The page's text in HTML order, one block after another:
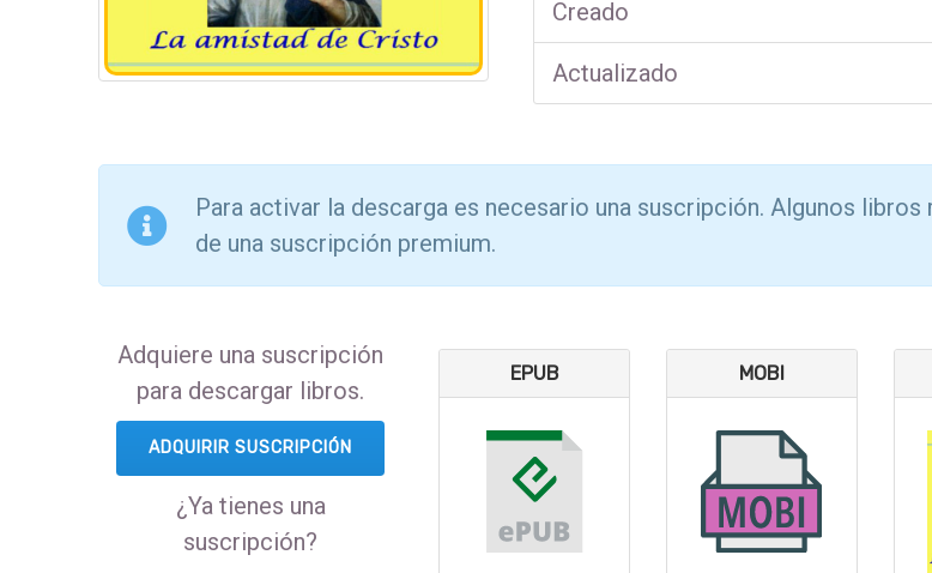
Creado
Actualizado
Para activar la descarga es necesario una suscripción. Algunos libros
de una suscripción premium.
Adquiere una suscripción
para descargar libros.
ADQUIRIR SUSCRIPCIÓN
¿Ya tienes una
suscripción?
EPUB MOBI